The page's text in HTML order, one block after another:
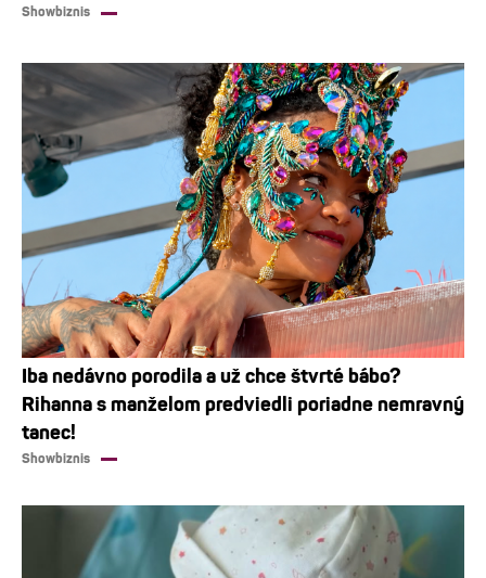
Showbiznis
Iba nedávno porodila a už chce štvrté bábo?
Rihanna s manželom predviedli poriadne nemravný
tanec!
Showbiznis